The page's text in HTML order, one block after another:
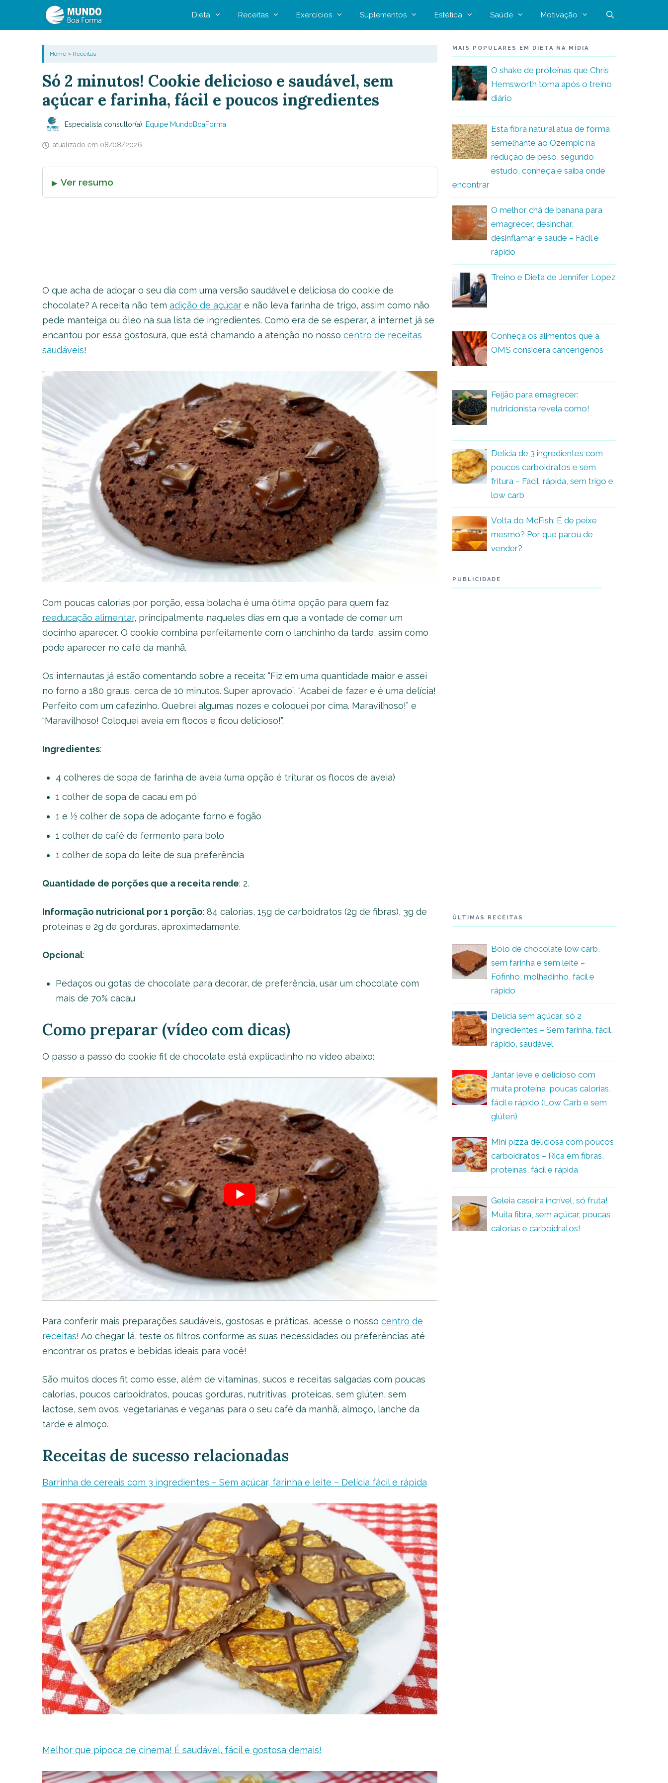
Dieta Receitas Exercícios Suplementos Estética Saúde Motivação
Home» Receitas
Só 2 minutos! Cookie delicioso e saudável, sem
açúcar e farinha, fácil e poucos ingredientes
Especialista consultor(a): Equipe MundoBoaForma
atualizado em 08/08/2026
Ver resumo
O que acha de adoçar o seu dia com uma versão saudável e deliciosa do cookie de
chocolate? A receita não tem adição de açúcare não leva farinha de trigo, assim como não
pede manteiga ou óleo na sua lista de ingredientes. Como era de se esperar, a internet já se
encantou por essa gostosura, que está chamando a atenção no nosso centro de receitas
saudáveis!
Com poucas calorias por porção, essa bolacha é uma ótima opção para quem faz
reeducação alimentar, principalmente naqueles dias em que a vontade de comer um
docinho aparecer. O cookie combina perfeitamente com o lanchinho da tarde, assim como
pode aparecer no café da manhã.
Os internautas já estão comentando sobre a receita: “Fiz em uma quantidade maior e assei
no forno a 180 graus, cerca de 10 minutos. Super aprovado”, “Acabei de fazer e é uma delícia!
Perfeito com um cafezinho. Quebrei algumas nozes e coloquei por cima. Maravilhoso!” e
“Maravilhoso! Coloquei aveia em flocos e ficou delicioso!”.
Ingredientes:
4 colheres de sopa de farinha de aveia (uma opção é triturar os flocos de aveia)
1 colher de sopa de cacau em pó
1 e ½ colher de sopa de adoçante forno e fogão
1 colher de café de fermento para bolo
1 colher de sopa do leite de sua preferência
Quantidade de porções que a receita rende: 2.
Informação nutricional por 1 porção: 84 calorias, 15g de carboidratos (2g de fibras), 3g de
proteínas e 2g de gorduras, aproximadamente.
Opcional:
Pedaços ou gotas de chocolate para decorar, de preferência, usar um chocolate com
mais de 70% cacau
Como preparar (vídeo com dicas)
O passo a passo do cookie fit de chocolate está explicadinho no vídeo abaixo:
Para conferir mais preparações saudáveis, gostosas e práticas, acesse o nosso centro de
receitas! Ao chegar lá, teste os filtros conforme as suas necessidades ou preferências até
encontrar os pratos e bebidas ideais para você!
São muitos doces fit como esse, além de vitaminas, sucos e receitas salgadas com poucas
calorias, poucos carboidratos, poucas gorduras, nutritivas, proteicas, sem glúten, sem
lactose, sem ovos, vegetarianas e veganas para o seu café da manhã, almoço, lanche da
tarde e almoço.
Receitas de sucesso relacionadas
Barrinha de cereais com 3 ingredientes – Sem açúcar, farinha e leite – Delícia fácil e rápida
Melhor que pipoca de cinema! É saudável, fácil e gostosa demais!
MAIS POPULARES EM DIETA NA MÍDIA
O shake de proteínas que Chris
Hemsworth toma após o treino
diário
Esta fibra natural atua de forma
semelhante ao Ozempic na
redução de peso, segundo
estudo, conheça e saiba onde
encontrar
O melhor chá de banana para
emagrecer, desinchar,
desinflamar e saúde – Fácil e
rápido
Treino e Dieta de Jennifer Lopez
Conheça os alimentos que a
OMS considera cancerígenos
Feijão para emagrecer:
nutricionista revela como!
Delícia de 3 ingredientes com
poucos carboidratos e sem
fritura – Fácil, rápida, sem trigo e
low carb
Volta do McFish: É de peixe
mesmo? Por que parou de
vender?
PUBLICIDADE
ÚLTIMAS RECEITAS
Bolo de chocolate low carb,
sem farinha e sem leite –
Fofinho, molhadinho, fácil e
rápido
Delícia sem açúcar, só 2
ingredientes – Sem farinha, fácil,
rápido, saudável
Jantar leve e delicioso com
muita proteína, poucas calorias,
fácil e rápido (Low Carb e sem
glúten)
Mini pizza deliciosa com poucos
carboidratos – Rica em fibras,
proteínas, fácil e rápida
Geleia caseira incrível, só fruta!
Muita fibra, sem açúcar, poucas
calorias e carboidratos!